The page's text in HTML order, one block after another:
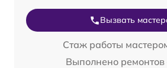
Вызвать
Стаж работы
Выполнено ремонтов